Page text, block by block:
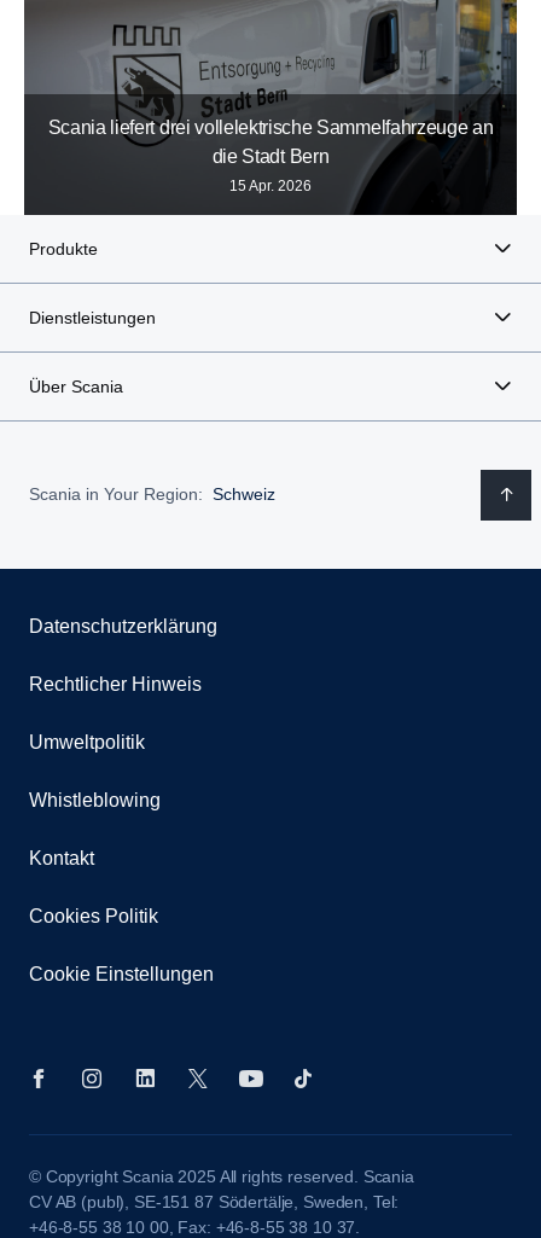
Scania liefert drei vollelektrische Sammelfahrzeuge an
die Stadt Bern
15 Apr. 2026
Produkte
Dienstleistungen
Über Scania
Scania in Your Region: Schweiz
Datenschutzerklärung
Rechtlicher Hinweis
Umweltpolitik
Whistleblowing
Kontakt
Cookies Politik
Cookie Einstellungen
© Copyright Scania 2025 All rights reserved. Scania
CV AB (publ), SE-151 87 Södertälje, Sweden, Tel:
+46-8-55 38 10 00, Fax: +46-8-55 38 10 37.